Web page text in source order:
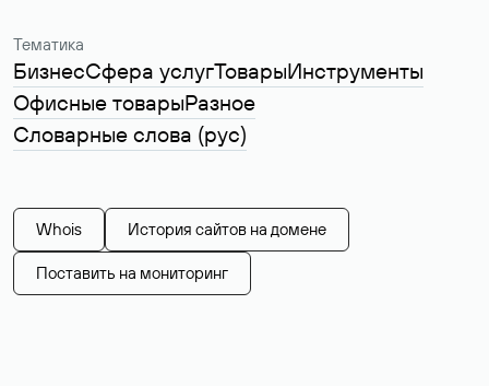
Тематика
БизнесСфера услугТоварыИнструменты
Офисные товарыРазное
Словарные слова (рус)
Whois История сайтов на домене
Поставить на мониторинг